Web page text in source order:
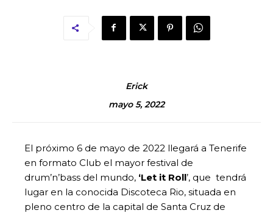
Erick
mayo 5, 2022
El próximo 6 de mayo de 2022 llegará a Tenerife
en formato Club el mayor festival de
drum’n’bass del mundo, ‘Let it Roll’, que tendrá
lugar en la conocida Discoteca Rio, situada en
pleno centro de la capital de Santa Cruz de